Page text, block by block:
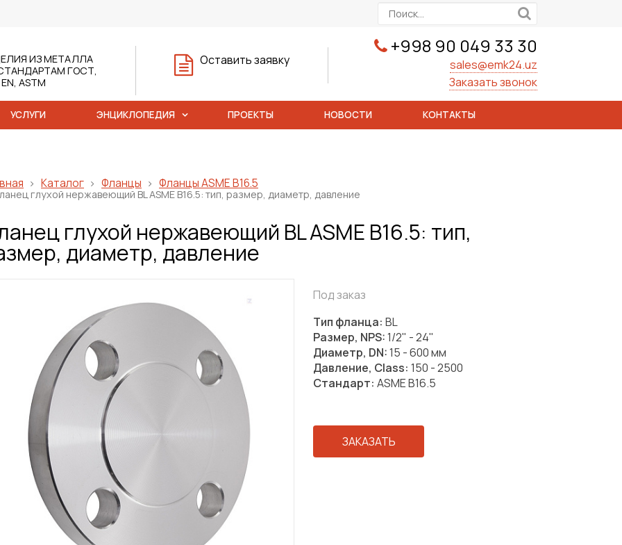
+998 90 049 33 30
sales@emk24.uz
Заказать звонок
Оставить заявку
ИЗ МЕТАЛЛА
ГОСТ,
ASTM
УСЛУГИ ЭНЦИКЛОПЕДИЯ ПРОЕКТЫ НОВОСТИ КОНТАКТЫ
Каталог Фланцы Фланцы ASME B16.5
глухой нержавеющий BL ASME B16.5: тип, размер, диаметр, давление
глухой нержавеющий BL ASME B16.5: тип,
диаметр, давление
Под заказ
Тип фланца: BL
Размер, NPS:1/2" - 24"
Диаметр, DN:15 - 600 мм
Давление, Class: 150 - 2500
Стандарт: ASME B16.5
ЗАКАЗАТЬ